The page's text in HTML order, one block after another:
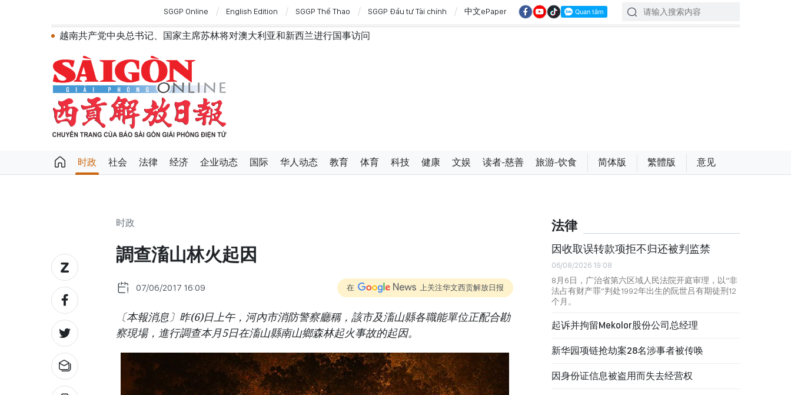
SGGP Online English Edition SGGP Thể Thao SGGP Đầu tư Tài chính 中文ePaper
越南共产党中央总书记、国家主席苏林将对澳大利亚和新西兰进行国事访问
越南政府总理黎明兴会见马来西亚国防部长
党中央总书记、国家主席苏林：越南与马来西亚关系日益活跃
党中央总书记、国家主席苏林：建设一部科学严谨、简明精炼、便于执行且具有长远生命力的党章
苏林总书记、国家主席会见东盟国家驻河内使节：共同建设团结、自强的东盟共同体
越南国会常务委员会会议：提交国会审议通过设立广宁市和北宁市《决议》
政府总理黎明兴：外交部门为构建有利于发展的对外格局作出贡献
越南第十六届国会第一次非常规会议：主动防范传统与非传统安全威胁
越南政府总理黎明兴：抓紧完善落实党中央三中全会《决议》的行动计划
第十六届国会第一次非常规会议：大力减少有条件的经营行业
时政 社会 法律 经济 企业动态 国际 华人动态 教育 体育 科技 健康 文娱 读者-慈善 旅游-饮食 简体版 繁體版 意见
时政
調查滀山林火起因
07/06/2017 16:09 在 上关注华文西贡解放日报
〔本報消息〕昨(6)日上午，河內市消防警察廳稱，該市及滀山縣各職能單位正配合勘
察現場，進行調查本月5日在滀山縣南山鄉森林起火事故的起因。
法律
因收取误转款项拒不归还被判监禁
06/08/2026 19:08
8月6日，广治省第六区域人民法院开庭审理，以“非
法占有财产罪”判处1992年出生的阮世吕有期徒刑12
个月。
起诉并拘留Mekolor股份公司总经理
新华园项链抢劫案28名涉事者被传唤
因身份证信息被盗用而失去经营权